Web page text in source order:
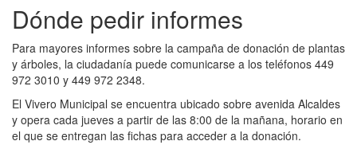
Dónde pedir informes
Para mayores informes sobre la campaña de donación de plantas
y árboles, la ciudadanía puede comunicarse a los teléfonos 449
972 3010 y 449 972 2348.
El Vivero Municipal se encuentra ubicado sobre avenida Alcaldes
y opera cada jueves a partir de las 8:00 de la mañana, horario en
el que se entregan las fichas para acceder a la donación.